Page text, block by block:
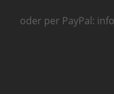
oder per PayPal: